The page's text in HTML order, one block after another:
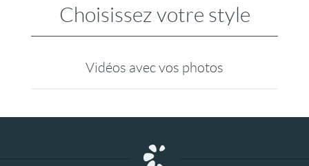
Choisissez votre style
Vidéos avec vos photos